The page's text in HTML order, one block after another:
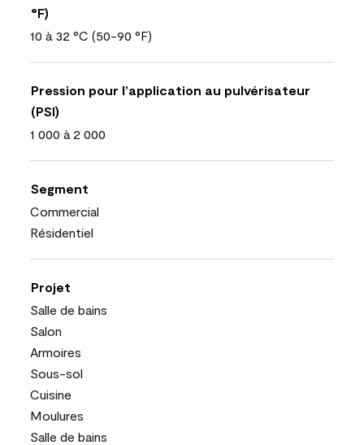
°F)
10 à 32 °C (50-90 °F)
Pression pour l’application au pulvérisateur
(PSI)
1 000 à 2 000
Segment
Commercial
Résidentiel
Projet
Salle de bains
Salon
Armoires
Sous-sol
Cuisine
Moulures
Salle de bains